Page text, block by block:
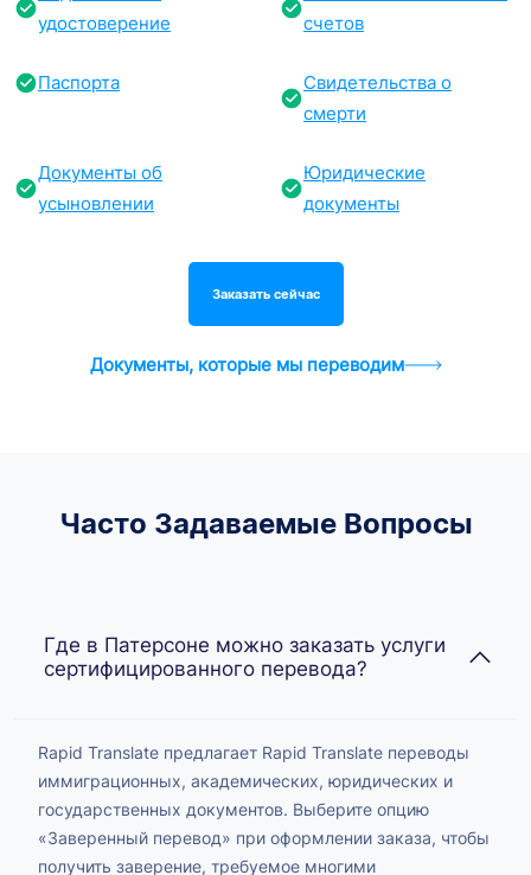
удостоверение
счетов
Паспорта
Свидетельства о
смерти
Документы об
усыновлении
Юридические
документы
Заказать сейчас
Документы, которые мы переводим
Часто Задаваемые Вопросы
Где в Патерсоне можно заказать услуги
сертифицированного перевода?
Rapid Translate предлагает Rapid Translate переводы
иммиграционных, академических, юридических и
государственных документов. Выберите опцию
«Заверенный перевод» при оформлении заказа, чтобы
получить заверение, требуемое многими